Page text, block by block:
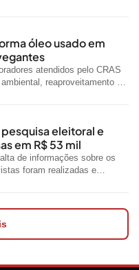
óleo usado em
atendidos pelo CRAS
reaproveitamento de
eleitoral e
em R$ 53 mil
de informações sobre os
foram realizadas e